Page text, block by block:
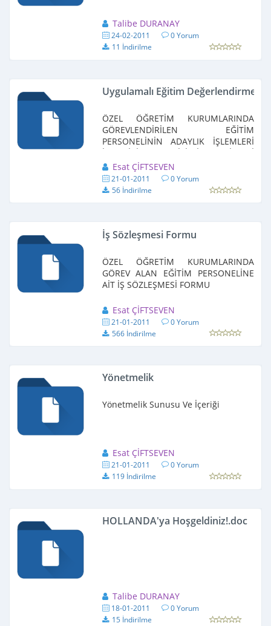
Talibe DURANAY
24-02-2011
0 Yorum
11 İndirilme
Uygulamalı Eğitim Değerlendirme
ÖZEL ÖĞRETİM KURUMLARINDA
GÖREVLENDİRİLEN EĞİTİM
PERSONELİNİN ADAYLIK İŞLEMLERİ
İLE SİCİL VE DİSİPLİN AMİRLERİ
HAKKINDA YÖNERGE
Esat ÇİFTSEVEN
21-01-2011
0 Yorum
56 İndirilme
İş Sözleşmesi Formu
ÖZEL ÖĞRETİM KURUMLARINDA
GÖREV ALAN EĞİTİM PERSONELİNE
AİT İŞ SÖZLEŞMESİ FORMU
Esat ÇİFTSEVEN
21-01-2011
0 Yorum
566 İndirilme
Yönetmelik
Yönetmelik Sunusu Ve İçeriği
Esat ÇİFTSEVEN
21-01-2011
0 Yorum
119 İndirilme
HOLLANDA'ya Hoşgeldiniz!.doc
Talibe DURANAY
18-01-2011
0 Yorum
15 İndirilme